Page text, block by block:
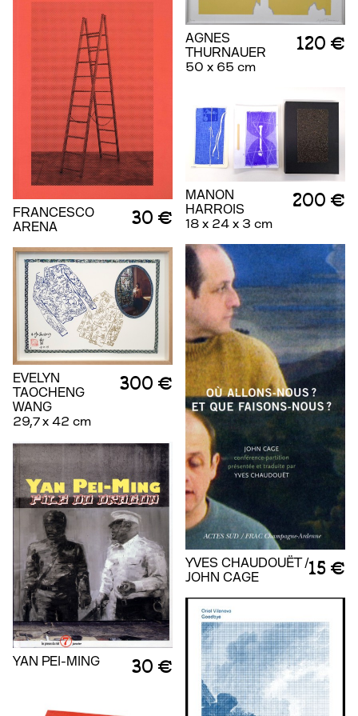
AGNES
THURNAUER
50 x 65 cm
120 €
FRANCESCO
ARENA
30 €
MANON
HARROIS
18 x 24 x 3 cm
200 €
YVES CHAUDOUËT /
JOHN CAGE
15 €
EVELYN
TAOCHENG
WANG
29,7 x 42 cm
300 €
YAN PEI-MING 30 €